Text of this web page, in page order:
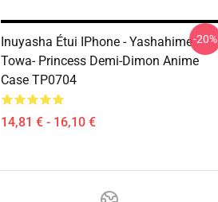
Inuyasha Étui IPhone - Yashahime
Towa- Princess Demi-Dimon Anime
Case TP0704
14,81 € - 16,10 €
-20%